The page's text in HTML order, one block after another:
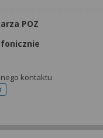
POZ
kontaktu
do rejestracji